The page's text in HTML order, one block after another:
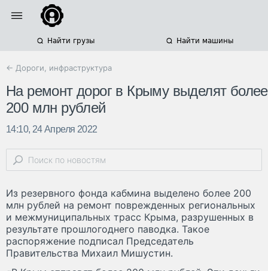
Найти грузы Найти машины
← Дороги, инфраструктура
На ремонт дорог в Крыму выделят более
200 млн рублей
14:10, 24 Апреля 2022
Из резервного фонда кабмина выделено более 200
млн рублей на ремонт поврежденных региональных
и межмуниципальных трасс Крыма, разрушенных в
результате прошлогоднего паводка. Такое
распоряжение подписал Председатель
Правительства Михаил Мишустин.